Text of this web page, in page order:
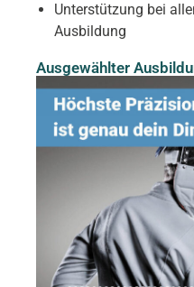
Unterstützung bei
Ausbildung
Ausgewählter